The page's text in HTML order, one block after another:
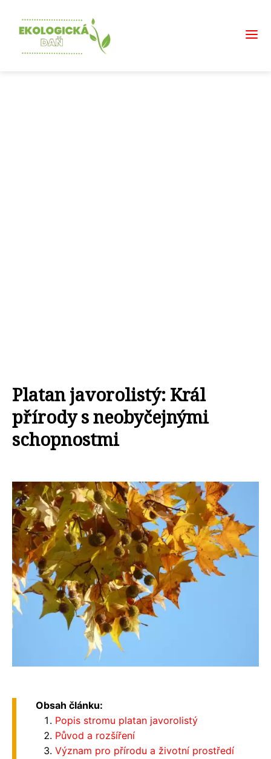
Platan javorolistý: Král
přírody s neobyčejnými
schopnostmi
Obsah článku:
Popis stromu platan javorolistý
Původ a rozšíření
Význam pro přírodu a životní prostředí